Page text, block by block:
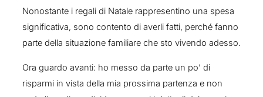
Nonostante i regali di Natale rappresentino una spesa
significativa, sono contento di averli fatti, perché fanno
parte della situazione familiare che sto vivendo adesso.
Ora guardo avanti: ho messo da parte un po’ di
risparmi in vista della mia prossima partenza e non